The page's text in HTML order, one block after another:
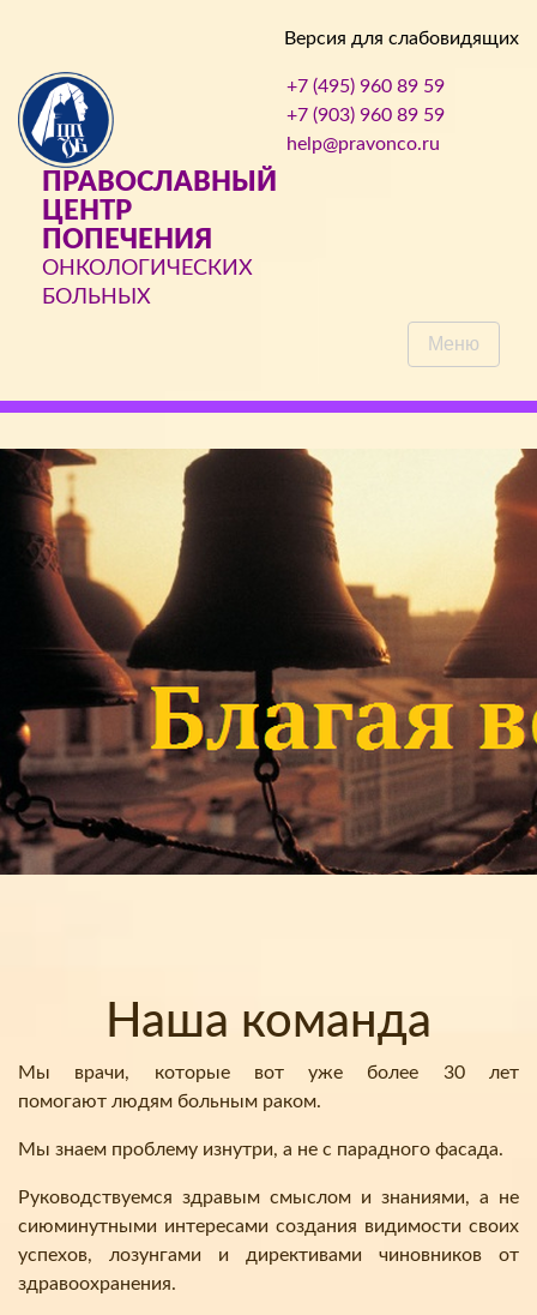
Версия для слабовидящих
ПРАВОСЛАВНЫЙ
ЦЕНТР
ПОПЕЧЕНИЯ
ОНКОЛОГИЧЕСКИХ
БОЛЬНЫХ
+7 (495) 960 89 59
+7 (903) 960 89 59
help@pravonco.ru
Меню
Наша команда
Мы врачи, которые вот уже более 30 лет
помогают людям больным раком.
Мы знаем проблему изнутри, а не с парадного фасада.
Руководствуемся здравым смыслом и знаниями, а не
сиюминутными интересами создания видимости своих
успехов, лозунгами и директивами чиновников от
здравоохранения.